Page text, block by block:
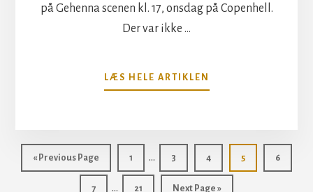
på Gehenna scenen kl. 17, onsdag på Copenhell.
Der var ikke …
LÆS HELE ARTIKLEN
UNDEATH
« Go
to
Previous Page Side
1
Interim
pages
… Side
3 Side
4 Side
5 Side
6
Side
7 Interim
… Side
21 Go
Next Page »